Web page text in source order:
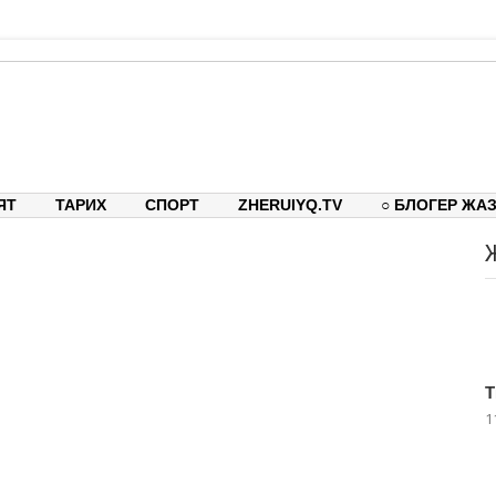
ТАРИХ СПОРТ ZHERUIYQ.TV ○ БЛОГЕР